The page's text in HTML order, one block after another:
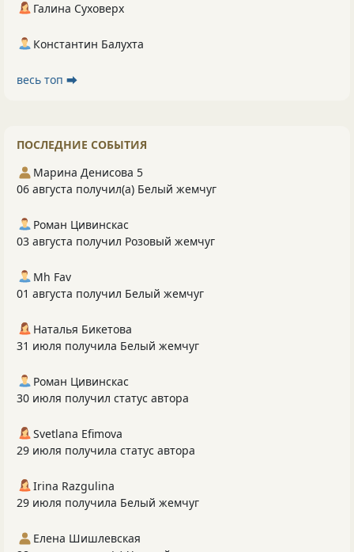
Галина Суховерх
Константин Балухта
весь топ ⮕
ПОСЛЕДНИЕ СОБЫТИЯ
Марина Денисова 5
06 августа получил(а) Белый жемчуг
Роман Цивинскас
03 августа получил Розовый жемчуг
Mh Fav
01 августа получил Белый жемчуг
Наталья Бикетова
31 июля получила Белый жемчуг
Роман Цивинскас
30 июля получил статус автора
Svetlana Efimova
29 июля получила статус автора
Irina Razgulina
29 июля получила Белый жемчуг
Елена Шишлевская